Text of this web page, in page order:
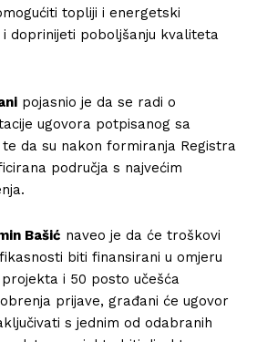
topliji i energetski
doprinijeti poboljšanju kvaliteta
pojasnio je da se radi o
ugovora potpisanog sa
da su nakon formiranja Registra
područja s najvećim
Bašić naveo je da će troškovi
biti finansirani u omjeru
i 50 posto učešća
prijave, građani će ugovor
s jednim od odabranih